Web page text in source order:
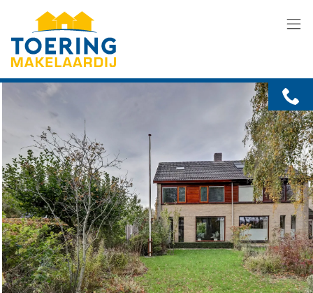
Menu overslaan en naar de inhoud gaan